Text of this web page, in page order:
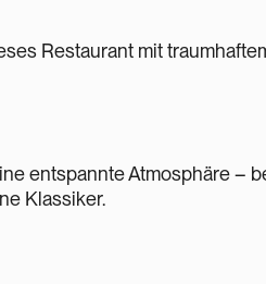
Restaurant mit
entspannte Atmosphäre –
Klassiker.